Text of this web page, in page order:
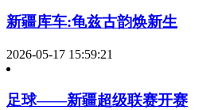
新疆库车:龟兹古韵焕新生
2026-05-17 15:59:21
足球——新疆超级联赛开赛